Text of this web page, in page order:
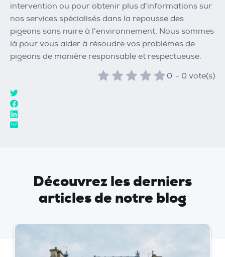
intervention ou pour obtenir plus d'informations sur
nos services spécialisés dans la repousse des
pigeons sans nuire à l'environnement. Nous sommes
là pour vous aider à résoudre vos problèmes de
pigeons de manière responsable et respectueuse.
0 - 0 vote(s)
Découvrez les derniers
articles de notre blog